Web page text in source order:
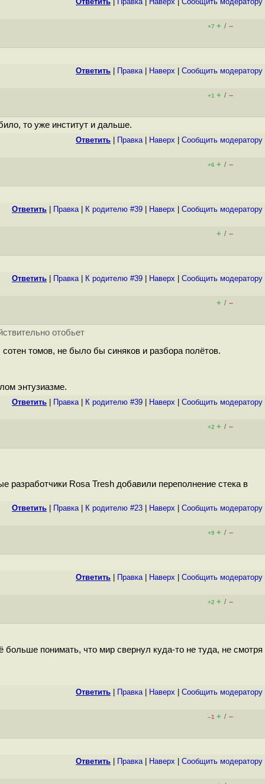
+7 + / –
Ответить Правка| Наверх Cообщить модератору
+1 + / –
то уже институт и дальше.
Ответить Правка| Наверх Cообщить модератору
+6 + / –
Ответить Правка| К родителю #39 Наверх Cообщить модератору
+ / –
Ответить Правка| К родителю #39 Наверх Cообщить модератору
+ / –
отобьет
томов, не было бы синяков и разбора полётов.
энтузиазме.
Ответить Правка| К родителю #39 Наверх Cообщить модератору
+2 + / –
Rosa Tresh добавили переполнение стека в
Ответить Правка| К родителю #23 Наверх Cообщить модератору
+9 + / –
Ответить Правка| Наверх Cообщить модератору
+2 + / –
понимать, что мир свернул куда-то не туда, не смотря
Ответить Правка| Наверх Cообщить модератору
–1 + / –
Ответить Правка| Наверх Cообщить модератору